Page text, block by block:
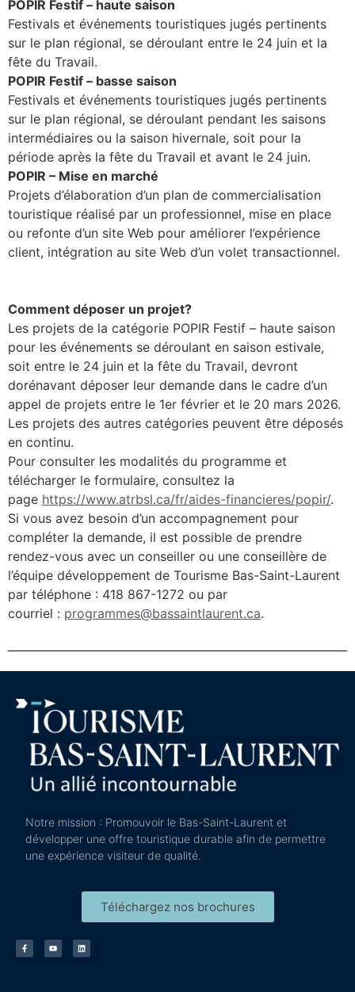
POPIR Festif – haute saison
Festivals et événements touristiques jugés pertinents
sur le plan régional, se déroulant entre le 24 juin et la
fête du Travail.
POPIR Festif – basse saison
Festivals et événements touristiques jugés pertinents
sur le plan régional, se déroulant pendant les saisons
intermédiaires ou la saison hivernale, soit pour la
période après la fête du Travail et avant le 24 juin.
POPIR – Mise en marché
Projets d’élaboration d’un plan de commercialisation
touristique réalisé par un professionnel, mise en place
ou refonte d’un site Web pour améliorer l’expérience
client, intégration au site Web d’un volet transactionnel.
Comment déposer un projet?
Les projets de la catégorie POPIR Festif – haute saison
pour les événements se déroulant en saison estivale,
soit entre le 24 juin et la fête du Travail, devront
dorénavant déposer leur demande dans le cadre d’un
appel de projets entre le 1er février et le 20 mars 2026.
Les projets des autres catégories peuvent être déposés
en continu.
Pour consulter les modalités du programme et
télécharger le formulaire, consultez la
page https://www.atrbsl.ca/fr/aides-financieres/popir/.
Si vous avez besoin d’un accompagnement pour
compléter la demande, il est possible de prendre
rendez-vous avec un conseiller ou une conseillère de
l’équipe développement de Tourisme Bas-Saint-Laurent
par téléphone : 418 867-1272 ou par
courriel : programmes@bassaintlaurent.ca.
Notre mission : Promouvoir le Bas-Saint-Laurent et
développer une offre touristique durable afin de permettre
une expérience visiteur de qualité.
Téléchargez nos brochures